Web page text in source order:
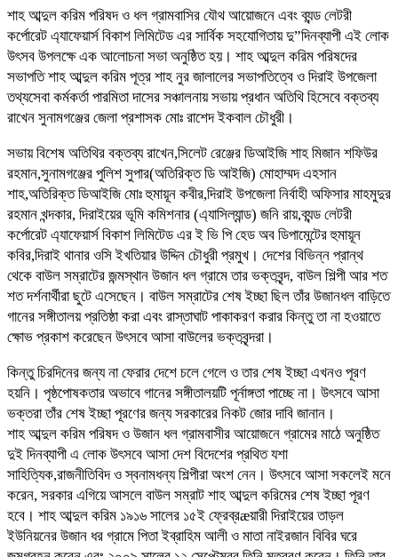
শাহ আব্দুল করিম পরিষদ ও ধল গ্রামবাসির যৌথ আয়োজনে এবং ব্যন্ড লেটরী
কর্পোরেট এ্যাফেয়ার্স বিকাশ লিমিটেড এর সার্বিক সহযোগিতায় দু”দিনব্যাপী এই লোক
উৎসব উপলক্ষে এক আলোচনা সভা অনুষ্ঠিত হয়। শাহ আব্দুল করিম পরিষদের
সভাপতি শাহ আব্দুল করিম পূত্র শাহ নুর জালালের সভাপতিত্বে ও দিরাই উপজেলা
তথ্যসেবা কর্মকর্তা পারমিতা দাসের সঞ্চালনায় সভায় প্রধান অতিথি হিসেবে বক্তব্য
রাখেন সুনামগঞ্জের জেলা প্রশাসক মোঃ রাশেদ ইকবাল চৌধুরী।
সভায় বিশেষ অতিথির বক্তব্য রাখেন,সিলেট রেঞ্জের ডিআইজি শাহ মিজান শফিউর
রহমান,সুনামগঞ্জের পুলিশ সুপার(অতিরিক্ত ডি আইজি) মোহাম্মদ এহসান
শাহ,অতিরিক্ত ডিআইজি মোঃ হুমায়ূন কবীর,দিরাই উপজেলা নির্বাহী অফিসার মাহমুদুর
রহমান খন্দকার, দিরাইয়ের ভূমি কমিশনার (এ্যাসিল্যান্ড) জনি রায়,ব্যন্ড লেটরী
কর্পোরেট এ্যাফেয়ার্স বিকাশ লিমিটেড এর ই ভি পি হেড অব ডিপামেন্টের হুমায়ূন
কবির,দিরাই থানার ওসি ইখতিয়ার উদ্দিন চৌধুরী প্রমুখ। দেশের বিভিন্ন প্রান্থ
থেকে বাউল সম্রাটের জন্মস্থান উজান ধল গ্রামে তার ভক্তবৃন্দ, বাউল শিল্পী আর শত
শত দর্শনার্থীরা ছুটে এসেছেন। বাউল সম্রাটের শেষ ইচ্ছা ছিল তাঁর উজানধল বাড়িতে
গানের সঙ্গীতালয় প্রতিষ্ঠা করা এবং রাস্তাঘাট পাকাকরণ করার কিন্তু তা না হওয়াতে
ক্ষোভ প্রকাশ করেছেন উৎসবে আসা বাউলের ভক্তবৃন্দরা।
কিন্তু চিরদিনের জন্য না ফেরার দেশে চলে গেলে ও তার শেষ ইচ্ছা এখনও পূরণ
হয়নি। পৃষ্ঠপোষকতার অভাবে গানের সঙ্গীতালয়টি পূর্নাঙ্গতা পাচ্ছে না। উৎসবে আসা
ভক্তরা তাঁর শেষ ইচ্ছা পূরণের জন্য সরকারের নিকট জোর দাবি জানান।
শাহ আব্দুল করিম পরিষদ ও উজান ধল গ্রামবাসীর আয়োজনে গ্রামের মাঠে অনুষ্ঠিত
দুই দিনব্যাপী এ লোক উৎসবে আসা দেশ বিদেশের প্রথিত যশা
সাহিত্যিক,রাজনীতিবিদ ও স্বনামধন্য শিল্পীরা অংশ নেন। উৎসবে আসা সকলেই মনে
করেন, সরকার এগিয়ে আসলে বাউল সম্রাট শাহ আব্দুল করিমের শেষ ইচ্ছা পূরণ
হবে। শাহ আব্দুল করিম ১৯১৬ সালের ১৫ই ফ্রেব্রæয়ারী দিরাইয়ের তাড়ল
ইউনিয়নের উজান ধর গ্রামে পিতা ইব্রাহিম আলী ও মাতা নাইরজান বিবির ঘরে